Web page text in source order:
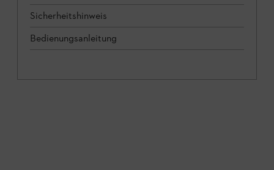
Sicherheitshinweis
Bedienungsanleitung